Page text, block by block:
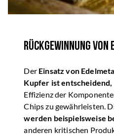
Rückgewinnung von
Der Einsatz von
Kupfer ist entscheidend,
Effizienz der
Chips zu gewährleisten.
werden beispielsweise
anderen kritischen